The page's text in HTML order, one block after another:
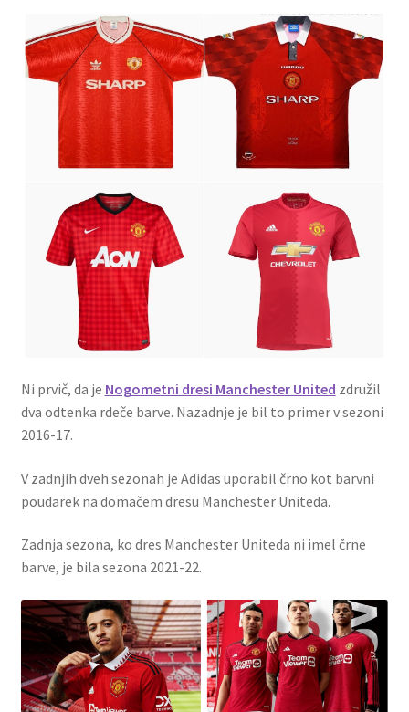
Ni prvič, da je Nogometni dresi Manchester United združil
dva odtenka rdeče barve. Nazadnje je bil to primer v sezoni
2016-17.
V zadnjih dveh sezonah je Adidas uporabil črno kot barvni
poudarek na domačem dresu Manchester Uniteda.
Zadnja sezona, ko dres Manchester Uniteda ni imel črne
barve, je bila sezona 2021-22.